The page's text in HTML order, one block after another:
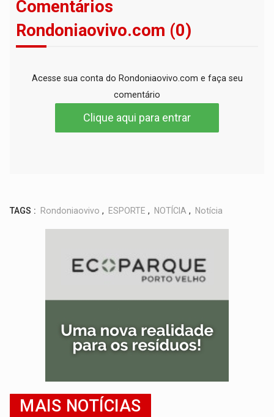
Comentários
Rondoniaovivo.com (0)
Acesse sua conta do Rondoniaovivo.com e faça seu
comentário
Clique aqui para entrar
TAGS : Rondoniaovivo , ESPORTE , NOTÍCIA , Notícia
MAIS NOTÍCIAS